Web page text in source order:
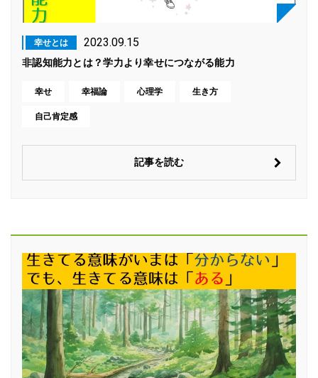
幸せとは 2023.09.15
非認知能力とは？学力より幸せにつながる能力
幸せ 幸福論 心理学 生き方
自己肯定感
記事を読む